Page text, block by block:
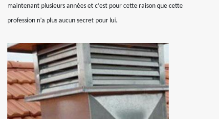
maintenant plusieurs années et c’est pour cette raison que cette
profession n’a plus aucun secret pour lui.